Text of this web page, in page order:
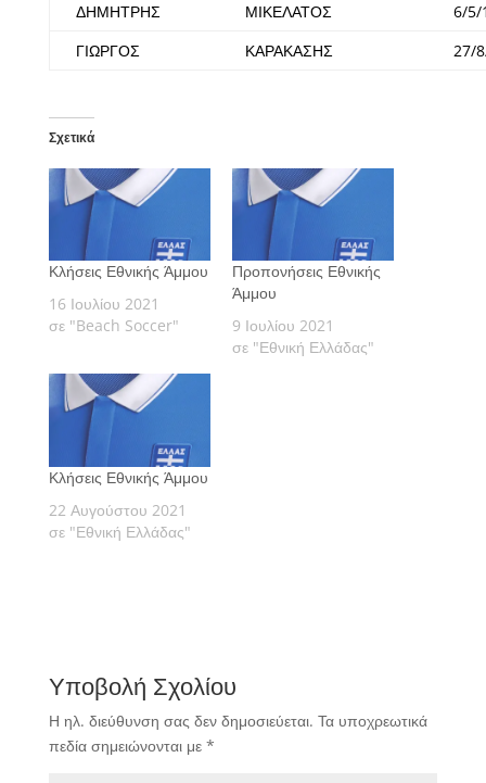
ΔΗΜΗΤΡΗΣ
ΜΙΚΕΛΑΤΟΣ
6/5/
ΓΙΩΡΓΟΣ
ΚΑΡΑΚΑΣΗΣ 27/
Σχετικά
Κλήσεις Εθνικής Άμμου
16 Ιουλίου 2021
σε "Beach Soccer"
Προπονήσεις Εθνικής
Άμμου
9 Ιουλίου 2021
σε "Εθνική Ελλάδας"
Κλήσεις Εθνικής Άμμου
22 Αυγούστου 2021
σε "Εθνική Ελλάδας"
Υποβολή Σχολίου
Η ηλ. διεύθυνση σας δεν δημοσιεύεται. Τα υποχρεωτικά
πεδία σημειώνονται με *